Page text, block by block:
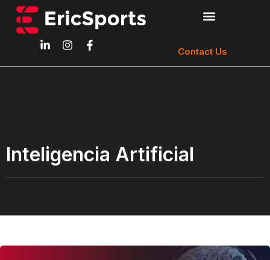
Contact Us
Inteligencia Artificial